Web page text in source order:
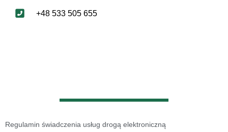
+48 533 505 655
Regulamin świadczenia usług drogą elektroniczną